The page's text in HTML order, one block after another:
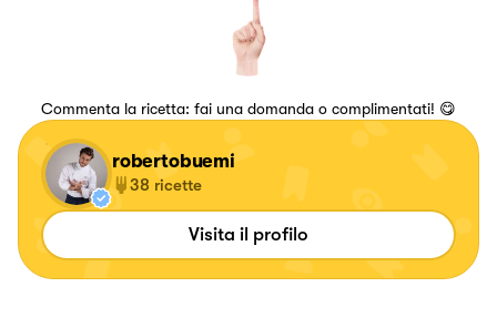
Commenta la ricetta: fai una domanda o complimentati! 😋
robertobuemi
38 ricette
Visita il profilo